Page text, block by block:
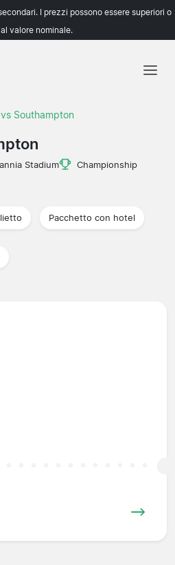
I prezzi possono essere superiori o
valore nominale.
Campionati
Southampton
Stadium
Championship
Pacchetto con hotel